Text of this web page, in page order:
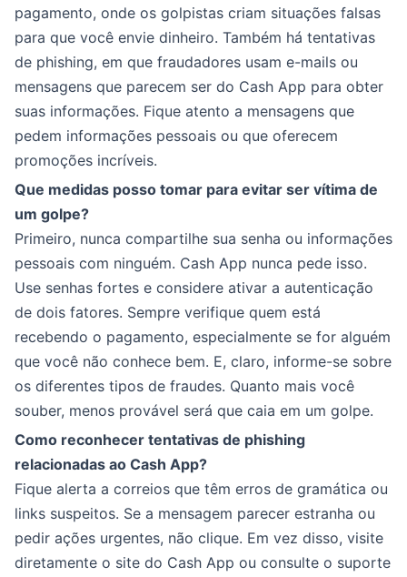
pagamento, onde os golpistas criam situações falsas
para que você envie dinheiro. Também há tentativas
de phishing, em que fraudadores usam e-mails ou
mensagens que parecem ser do Cash App para obter
suas informações. Fique atento a mensagens que
pedem informações pessoais ou que oferecem
promoções incríveis.
Que medidas posso tomar para evitar ser vítima de
um golpe?
Primeiro, nunca compartilhe sua senha ou informações
pessoais com ninguém. Cash App nunca pede isso.
Use senhas fortes e considere ativar a autenticação
de dois fatores. Sempre verifique quem está
recebendo o pagamento, especialmente se for alguém
que você não conhece bem. E, claro, informe-se sobre
os diferentes tipos de fraudes. Quanto mais você
souber, menos provável será que caia em um golpe.
Como reconhecer tentativas de phishing
relacionadas ao Cash App?
Fique alerta a correios que têm erros de gramática ou
links suspeitos. Se a mensagem parecer estranha ou
pedir ações urgentes, não clique. Em vez disso, visite
diretamente o site do Cash App ou consulte o suporte